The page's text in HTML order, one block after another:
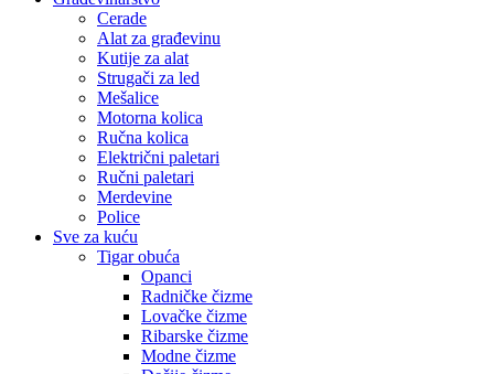
Cerade
Alat za građevinu
Kutije za alat
Strugači za led
Mešalice
Motorna kolica
Ručna kolica
Električni paletari
Ručni paletari
Merdevine
Police
Sve za kuću
Tigar obuća
Opanci
Radničke čizme
Lovačke čizme
Ribarske čizme
Modne čizme